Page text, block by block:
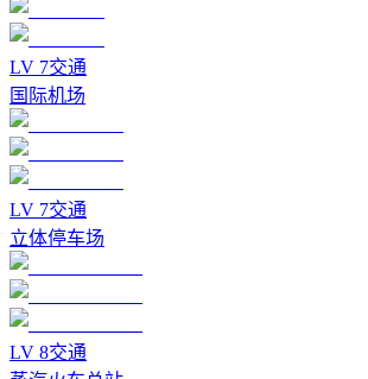
LV 7交通
国际机场
LV 7交通
立体停车场
LV 8交通